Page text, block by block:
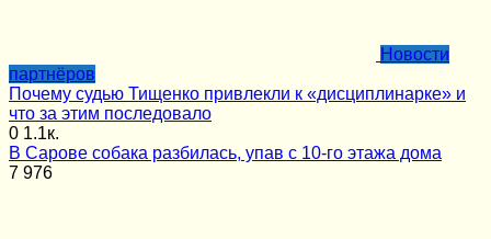
Новости
партнёров
Почему судью Тищенко привлекли к «дисциплинарке» и
что за этим последовало
0 1.1к.
В Сарове собака разбилась, упав с 10-го этажа дома
7 976